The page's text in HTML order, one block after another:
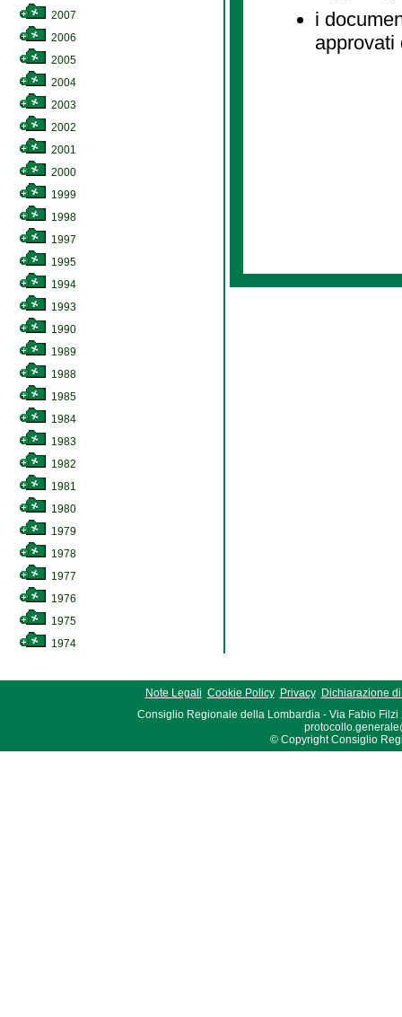
2007
2006
2005
2004
2003
2002
2001
2000
1999
1998
1997
1995
1994
1993
1990
1989
1988
1985
1984
1983
1982
1981
1980
1979
1978
1977
1976
1975
1974
i
approvati
Note Legali Cookie Policy Privacy
Dichiarazione
Consiglio Regionale della Lombardia - Via Fabio Filzi
© Copyright Consiglio